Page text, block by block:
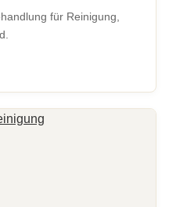
für Reinigung,